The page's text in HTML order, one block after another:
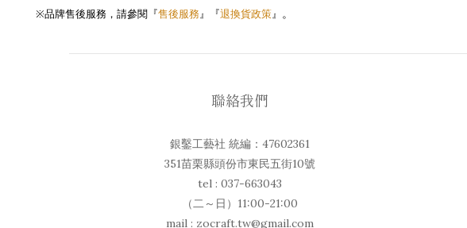
※品牌售後服務，請參閱『售後服務』『退換貨政策』 。
聯絡我們
銀鑿工藝社 統編：47602361
351苗栗縣頭份市東民五街10號
tel : 037-663043
（二～日）11:00-21:00
mail : zocraft.tw@gmail.com